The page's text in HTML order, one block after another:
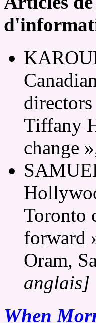
Tiffany
change
Toronto
forward
Oram,
anglais]
When